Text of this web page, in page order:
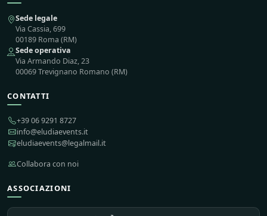
Sede legale
Via Cassia, 699
00189 Roma (RM)
Sede operativa
Via Armando Diaz, 23
00069 Trevignano Romano (RM)
CONTATTI
+39 06 9291 8727
info@eludiaevents.it
eludiaevents@legalmail.it
Collabora con noi
ASSOCIAZIONI